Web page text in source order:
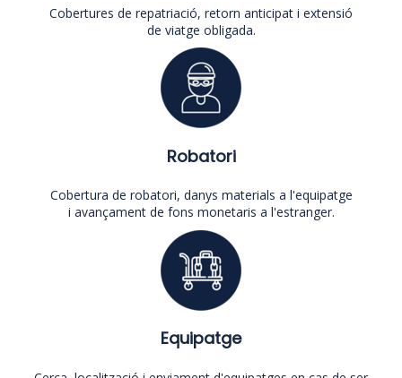
Cobertures de repatriació, retorn anticipat i extensió
de viatge obligada.
Robatori
Cobertura de robatori, danys materials a l'equipatge
i avançament de fons monetaris a l'estranger.
Equipatge